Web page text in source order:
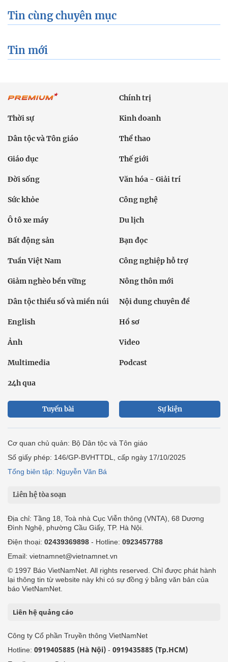
Tin cùng chuyên mục
Tin mới
Chính trị
Thời sự Kinh doanh
Dân tộc và Tôn giáo Thể thao
Giáo dục Thế giới
Đời sống Văn hóa - Giải trí
Sức khỏe Công nghệ
Ô tô xe máy Du lịch
Bất động sản Bạn đọc
Tuần Việt Nam Công nghiệp hỗ trợ
Giảm nghèo bền vững Nông thôn mới
Dân tộc thiểu số và miền núi Nội dung chuyên đề
English Hồ sơ
Ảnh Video
Multimedia Podcast
24h qua
Tuyến bài Sự kiện
Cơ quan chủ quản: Bộ Dân tộc và Tôn giáo
Số giấy phép: 146/GP-BVHTTDL, cấp ngày 17/10/2025
Tổng biên tập: Nguyễn Văn Bá
Liên hệ tòa soạn
Địa chỉ: Tầng 18, Toà nhà Cục Viễn thông (VNTA), 68 Dương
Đình Nghệ, phường Cầu Giấy, TP. Hà Nội.
Điện thoại: 02439369898 - Hotline: 0923457788
Email: vietnamnet@vietnamnet.vn
© 1997 Báo VietNamNet. All rights reserved. Chỉ được phát hành
lại thông tin từ website này khi có sự đồng ý bằng văn bản của
báo VietNamNet.
Liên hệ quảng cáo
Công ty Cổ phần Truyền thông VietNamNet
Hotline: 0919405885 (Hà Nội) - 0919435885 (Tp.HCM)